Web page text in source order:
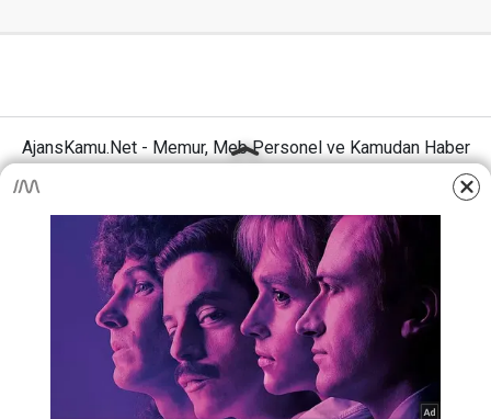
AjansKamu.Net - Memur, Meb Personel ve Kamudan Haber
Anasayfa Künye İletişim
Gizlilik İlkeleri
Sitene Ekle
MEB Personel – Öğretmen Haberleri
Haber Portalı Yazılımı